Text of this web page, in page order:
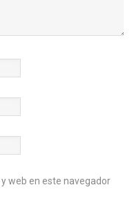
web en este navegador